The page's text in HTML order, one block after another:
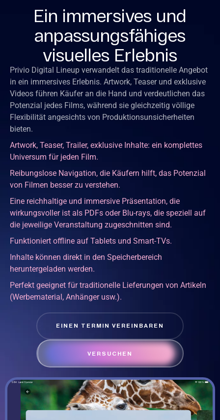
Ein immersives und
anpassungsfähiges
visuelles Erlebnis
Privio Digital Lineup verwandelt das traditionelle Angebot
in ein immersives Erlebnis. Artwork, Teaser und exklusive
Videos führen Käufer an die Hand und verdeutlichen das
Potenzial jedes Films, während sie gleichzeitig völlige
Flexibilität angesichts von Produktionsunsicherheiten
bieten.
Artwork, Teaser, Trailer, exklusive Inhalte: ein komplettes
Universum für jeden Film.
Reibungslose Navigation, die Käufern hilft, das Potenzial
von Filmen besser zu verstehen.
Eine reichhaltige und immersive Präsentation, die
wirkungsvoller ist als PDFs oder Blu-rays, die speziell auf
die jeweilige Veranstaltung zugeschnitten sind.
Funktioniert offline auf Tablets und Smart-TVs.
Inhalte können direkt in den Speicherbereich
heruntergeladen werden.
Perfekt geeignet für traditionelle Lieferungen von Artikeln
(Werbematerial, Anhänger usw.).
EINEN TERMIN VEREINBAREN
VERSUCHEN